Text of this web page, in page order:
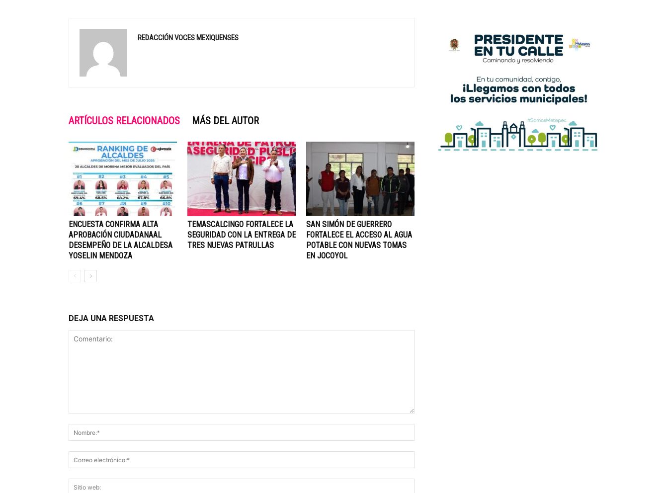
REDACCIÓN VOCES MEXIQUENSES
ARTÍCULOS RELACIONADOS MÁS DEL AUTOR
ENCUESTA CONFIRMA ALTA
APROBACIÓN CIUDADANAAL
DESEMPEÑO DE LA ALCALDESA
YOSELIN MENDOZA
TEMASCALCINGO FORTALECE LA
SEGURIDAD CON LA ENTREGA DE
TRES NUEVAS PATRULLAS
SAN SIMÓN DE GUERRERO
FORTALECE EL ACCESO AL AGUA
POTABLE CON NUEVAS TOMAS
EN JOCOYOL
DEJA UNA RESPUESTA